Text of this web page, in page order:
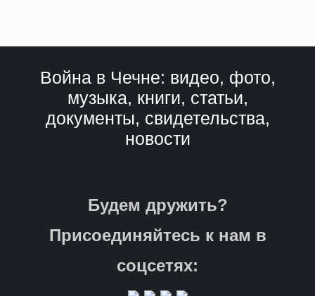
Война в Чечне: видео, фото,
музыка, книги, статьи,
документы, свидетельства,
новости
Будем дружить?
Присоединяйтесь к нам в
соцсетях: